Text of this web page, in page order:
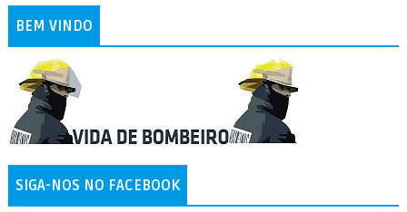
BEM VINDO
SIGA-NOS NO FACEBOOK